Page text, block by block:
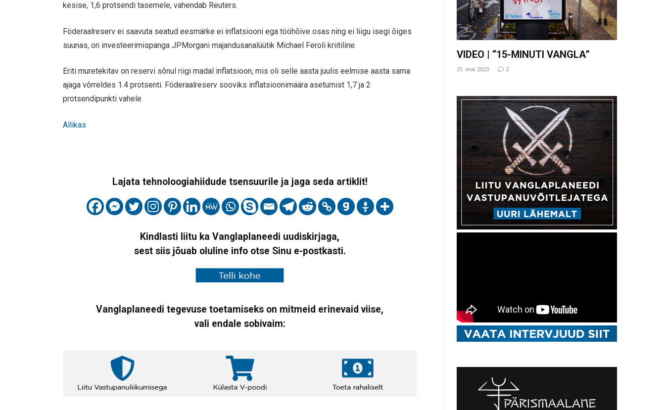
kesise, 1,6 protsendi tasemele, vahendab Reuters.
Föderaalreserv ei saavuta seatud eesmärke ei inflatsiooni ega tööhõive osas ning ei liigu isegi õiges
suunas, on investeerimispanga JPMorgani majandusanalüütik Michael Feroli kriitiline.
Eriti muretekitav on reservi sõnul riigi madal inflatsioon, mis oli selle aasta juulis eelmise aasta sama
ajaga võrreldes 1.4 protsenti. Föderaalreserv sooviks inflatsioonimäära asetumist 1,7 ja 2
protsendipunkti vahele.
Allikas
Lajata tehnoloogiahiidude tsensuurile ja jaga seda artiklit!
Kindlasti liitu ka Vanglaplaneedi uudiskirjaga,
sest siis jõuab oluline info otse Sinu e-postkasti.
Vanglaplaneedi tegevuse toetamiseks on mitmeid erinevaid viise,
vali endale sobivaim:
VIDEO | “15-MINUTI VANGLA”
21. mai 2023 2